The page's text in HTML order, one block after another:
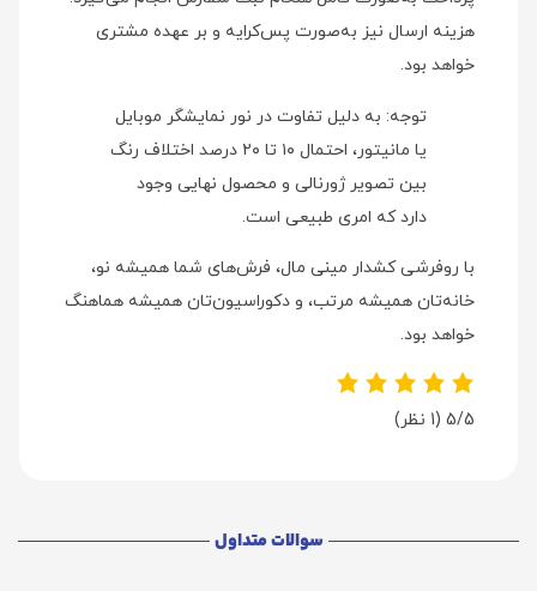
هزینه ارسال نیز به‌صورت پس‌کرایه و بر عهده مشتری
خواهد بود.
توجه: به دلیل تفاوت در نور نمایشگر موبایل
یا مانیتور، احتمال ۱۰ تا ۲۰ درصد اختلاف رنگ
بین تصویر ژورنالی و محصول نهایی وجود
دارد که امری طبیعی است.
با روفرشی کشدار مینی‌ مال، فرش‌های شما همیشه نو،
خانه‌تان همیشه مرتب، و دکوراسیون‌تان همیشه هماهنگ
خواهد بود.
5/5 (1 نظر)
سوالات متداول